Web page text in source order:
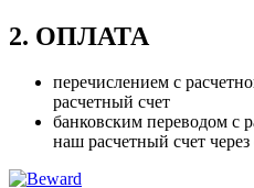
2. ОПЛАТА
перечислением с
расчетный счет
банковским переводом с
наш расчетный счет